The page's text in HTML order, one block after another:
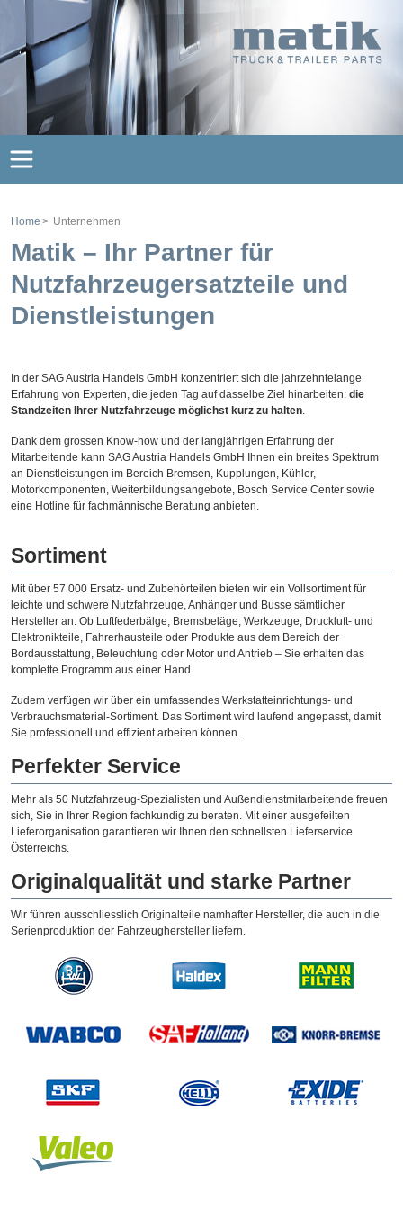
Home Unternehmen
Matik – Ihr Partner für
Nutzfahrzeugersatzteile und
Dienstleistungen
In der SAG Austria Handels GmbH konzentriert sich die jahrzehntelange
Erfahrung von Experten, die jeden Tag auf dasselbe Ziel hinarbeiten: die
Standzeiten Ihrer Nutzfahrzeuge möglichst kurz zu halten.
Dank dem grossen Know-how und der langjährigen Erfahrung der
Mitarbeitende kann SAG Austria Handels GmbH Ihnen ein breites Spektrum
an Dienstleistungen im Bereich Bremsen, Kupplungen, Kühler,
Motorkomponenten, Weiterbildungsangebote, Bosch Service Center sowie
eine Hotline für fachmännische Beratung anbieten.
Sortiment
Mit über 57 000 Ersatz- und Zubehörteilen bieten wir ein Vollsortiment für
leichte und schwere Nutzfahrzeuge, Anhänger und Busse sämtlicher
Hersteller an. Ob Luftfederbälge, Bremsbeläge, Werkzeuge, Druckluft- und
Elektronikteile, Fahrerhausteile oder Produkte aus dem Bereich der
Bordausstattung, Beleuchtung oder Motor und Antrieb – Sie erhalten das
komplette Programm aus einer Hand.
Zudem verfügen wir über ein umfassendes Werkstatteinrichtungs- und
Verbrauchsmaterial-Sortiment. Das Sortiment wird laufend angepasst, damit
Sie professionell und effizient arbeiten können.
Perfekter Service
Mehr als 50 Nutzfahrzeug-Spezialisten und Außendienstmitarbeitende freuen
sich, Sie in Ihrer Region fachkundig zu beraten. Mit einer ausgefeilten
Lieferorganisation garantieren wir Ihnen den schnellsten Lieferservice
Österreichs.
Originalqualität und starke Partner
Wir führen ausschliesslich Originalteile namhafter Hersteller, die auch in die
Serienproduktion der Fahrzeughersteller liefern.